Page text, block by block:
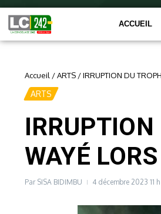
ACCUEIL
Accueil /ARTS /IRRUPTION DU
ARTS
IRRUPTION
WAYÉ
Par SISA BIDIMBU 4 décembre 2023 11